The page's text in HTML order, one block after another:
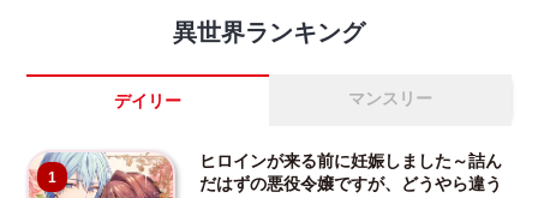
異世界ランキング
デイリー マンスリー
1
ヒロインが来る前に妊娠しました～詰ん
だはずの悪役令嬢ですが、どうやら違う